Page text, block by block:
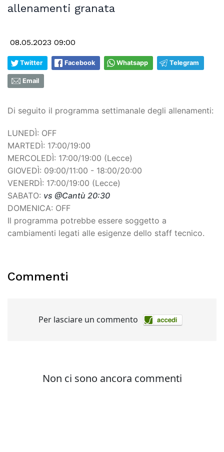
allenamenti granata
08.05.2023 09:00
Twitter Facebook Whatsapp Telegram
Email
Di seguito il programma settimanale degli allenamenti:
LUNEDÌ: OFF
MARTEDÌ: 17:00/19:00
MERCOLEDÌ: 17:00/19:00 (Lecce)
GIOVEDÌ: 09:00/11:00 - 18:00/20:00
VENERDÌ: 17:00/19:00 (Lecce)
SABATO: vs @Cantù 20:30
DOMENICA: OFF
Il programma potrebbe essere soggetto a
cambiamenti legati alle esigenze dello staff tecnico.
Commenti